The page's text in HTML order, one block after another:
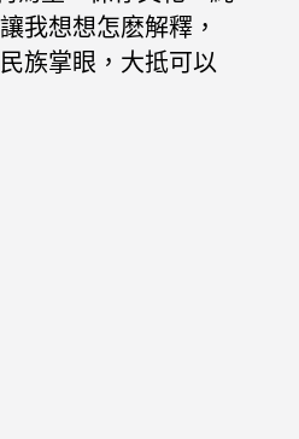
我想想怎麽解釋，
族掌眼，大抵可以